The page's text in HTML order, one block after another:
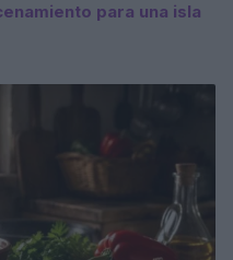
para una isla